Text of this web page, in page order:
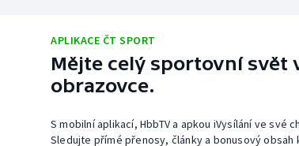
APLIKACE ČT SPORT
Mějte celý sportovní svět
obrazovce.
S mobilní aplikací, HbbTV a apkou iVysílání ve
Sledujte přímé přenosy, články a bonusový obsah